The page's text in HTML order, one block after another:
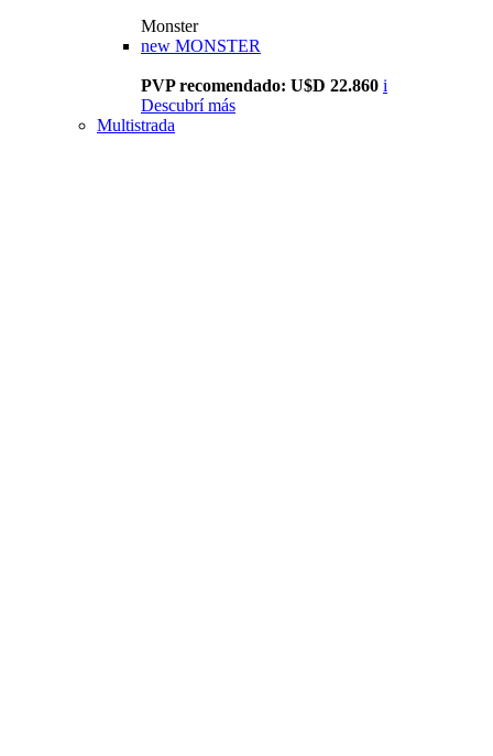
Monster
new MONSTER
PVP recomendado: U$D 22.860 i
Descubrí más
Multistrada